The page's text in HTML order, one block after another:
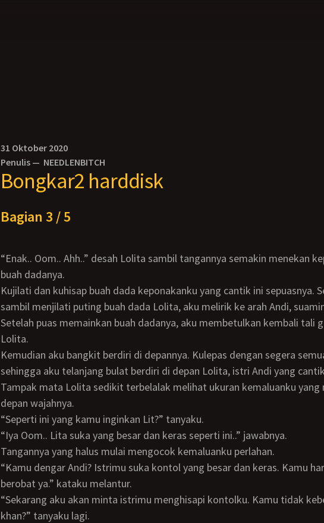
31 Oktober 2020
Penulis — NEEDLENBITCH
Bongkar2 harddisk
Bagian 3 / 5
“Enak.. Oom.. Ahh..” desah Lolita sambil tangannya semakin menekan kepalaku ke
buah dadanya.
Kujilati dan kuhisap buah dada keponakanku yang cantik ini sepuasnya. Sesekali
sambil menjilati puting buah dada Lolita, aku melirik ke arah Andi,
Setelah puas memainkan buah dadanya, aku membetulkan kembali tali gaun malam
Lolita.
Kemudian aku bangkit berdiri di depannya. Kulepas dengan segera semua pakaianku
sehingga aku telanjang bulat berdiri di depan Lolita, istri Andi yang
Tampak mata Lolita sedikit terbelalak melihat ukuran kemaluanku yang mencuat di
depan wajahnya.
“Seperti ini yang kamu inginkan Lit?” tanyaku.
“Iya Oom.. Lita suka yang besar dan keras seperti ini..” jawabnya.
Tangannya yang halus mulai mengocok kemaluanku perlahan.
“Kamu dengar Andi? Istrimu suka kontol yang besar dan keras. Kamu harus rajin
berobat ya.” kataku melantur.
“Sekarang aku akan minta istrimu menghisapi kontolku. Kamu tidak keberatan
khan?” tanyaku lagi.